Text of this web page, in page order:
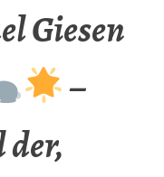
Giesen
–